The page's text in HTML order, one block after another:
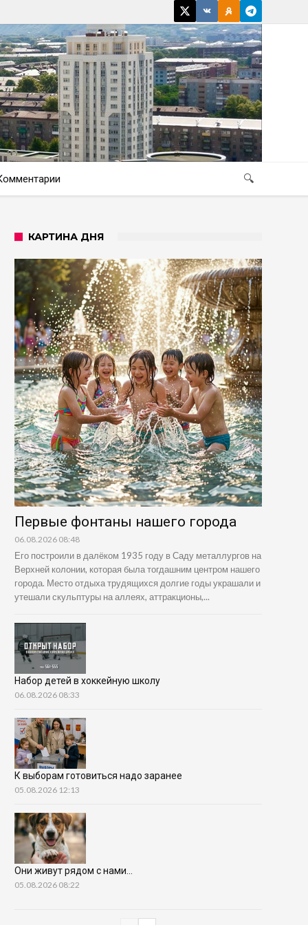
🔍
КАРТИНА ДНЯ
Первые фонтаны нашего города
06.08.2026 08:48
Его построили в далёком 1935 году в Саду металлургов на
Верхней колонии, которая была тогдашним центром нашего
города. Место отдыха трудящихся долгие годы украшали и
утешали скульптуры на аллеях, аттракционы,...
Набор детей в хоккейную школу
06.08.2026 08:33
К выборам готовиться надо заранее
05.08.2026 12:13
Они живут рядом с нами…
05.08.2026 08:22